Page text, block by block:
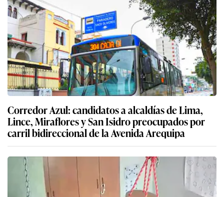
Corredor Azul: candidatos a alcaldías de Lima,
Lince, Miraflores y San Isidro preocupados por
carril bidireccional de la Avenida Arequipa